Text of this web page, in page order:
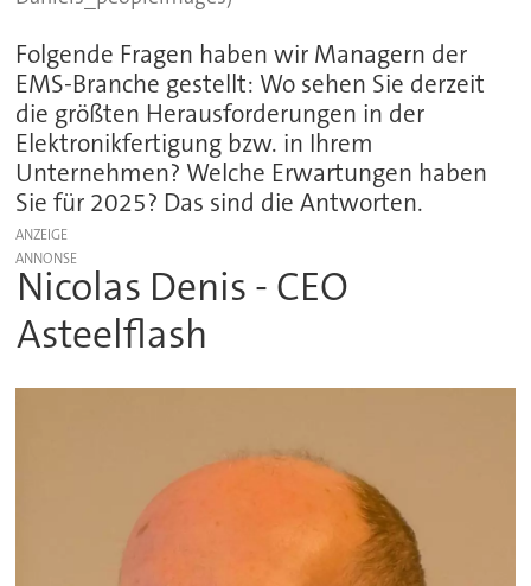
Folgende Fragen haben wir Managern der
EMS-Branche gestellt: Wo sehen Sie derzeit
die größten Herausforderungen in der
Elektronikfertigung bzw. in Ihrem
Unternehmen? Welche Erwartungen haben
Sie für 2025? Das sind die Antworten.
ANZEIGE
Nicolas Denis - CEO
Asteelflash